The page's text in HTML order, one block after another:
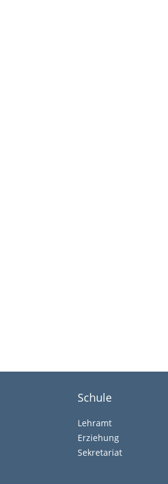
Schule
Lehramt
Erziehung
Sekretariat